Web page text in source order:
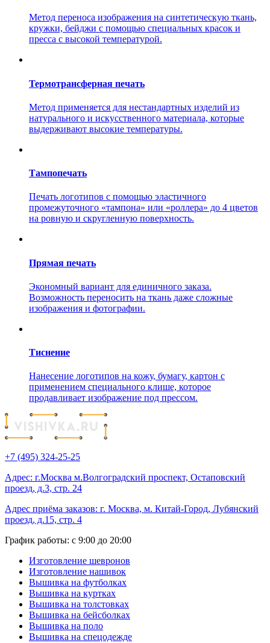
Метод переноса изображения на синтетическую ткань,
кружки, бейджи с помощью специальных красок и
пресса с высокой температурой.
Термотрансферная печать
Метод применяется для нестандартных изделий из
натурального и искусственного материала, которые
выдерживают высокие температуры.
Тампопечать
Печать логотипов с помощью эластичного
промежуточного «тампона» или «роллера» до 4 цветов
на ровную и скругленную поверхность.
Прямая печать
Экономный вариант для единичного заказа.
Возможность переносить на ткань даже сложные
изображения и фотографии.
Тиснение
Нанесение логотипов на кожу, бумагу, картон с
применением специального клише, которое
продавливает изображение под прессом.
+7 (495) 324-25-25
Адрес: г.Москва м.Волгоградский проспект, Остаповский
проезд, д.3, стр. 24
Адрес приёма заказов: г. Москва, м. Китай-Город, Лубянский
проезд, д.15, стр. 4
График работы: с 9:00 до 20:00
Изготовление шевронов
Изготовление нашивок
Вышивка на футболках
Вышивка на куртках
Вышивка на толстовках
Вышивка на бейсболках
Вышивка на поло
Вышивка на спецодежде